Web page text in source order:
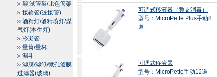
架:试管架/比色管架
接输管(连接管)
酒精灯/酒精喷灯/煤
气灯(本生灯)
冷凝管
量筒/量杯
漏斗
滤膜/滤纸/微孔滤膜
过滤器(玻璃)
可调式移液器（整支消毒）
型号：MicroPette Plus手动8
道
可调式移液器
型号：MicroPette手动12道